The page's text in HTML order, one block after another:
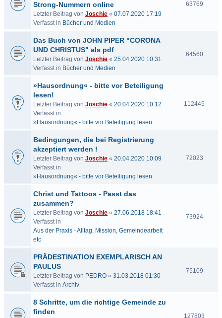
Strong-Nummern online
Letzter Beitrag von Joschie « 07.07.2020 17:19
Verfasst in Bücher und Medien
63769
Das Buch von JOHN PIPER "CORONA
UND CHRISTUS" als pdf
Letzter Beitrag von Joschie « 25.04.2020 10:31
Verfasst in Bücher und Medien
64560
»Hausordnung« - bitte vor Beteiligung
lesen!
Letzter Beitrag von Joschie « 20.04.2020 10:12
Verfasst in
»Hausordnung« - bitte vor Beteiligung lesen
112445
Bedingungen, die bei Registrierung
akzeptiert werden !
Letzter Beitrag von Joschie « 20.04.2020 10:09
Verfasst in
»Hausordnung« - bitte vor Beteiligung lesen
72023
Christ und Tattoos - Passt das
zusammen?
Letzter Beitrag von Joschie « 27.06.2018 18:41
Verfasst in
Aus der Praxis - Alltag, Mission, Gemeindearbeit
etc
73924
PRÄDESTINATION EXEMPLARISCH AN
PAULUS
Letzter Beitrag von PEDRO « 31.03.2018 01:30
Verfasst in Archiv
75109
8 Schritte, um die richtige Gemeinde zu
finden
127803